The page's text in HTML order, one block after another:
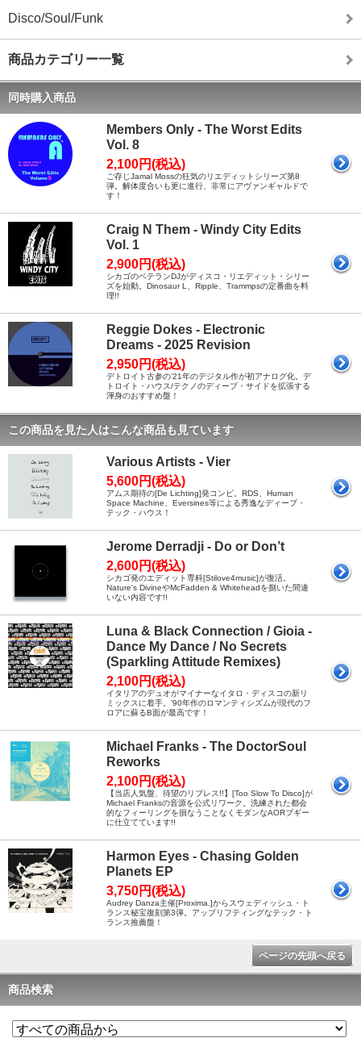
Disco/Soul/Funk
商品カテゴリー一覧
同時購入商品
Members Only - The Worst Edits
Vol. 8
2,100円(税込)
ご存じJamal Mossの狂気のリエディットシリーズ第8
弾。解体度合いも更に進行、非常にアヴァンギャルドで
す！
Craig N Them - Windy City Edits
Vol. 1
2,900円(税込)
シカゴのベテランDJがディスコ・リエディット・シリー
ズを始動。Dinosaur L、Ripple、Trammpsの定番曲を料
理!!
Reggie Dokes - Electronic
Dreams - 2025 Revision
2,950円(税込)
デトロイト古参の’21年のデジタル作が初アナログ化。デ
トロイト・ハウス/テクノのディープ・サイドを拡張する
渾身のおすすめ盤！
この商品を見た人はこんな商品も見ています
Various Artists - Vier
5,600円(税込)
アムス期待の[De Lichting]発コンピ。RDS、Human
Space Machine、Eversines等による秀逸なディープ・
テック・ハウス！
Jerome Derradji - Do or Don’t
2,600円(税込)
シカゴ発のエディット専科[Stilove4music]が復活。
Nature's DivineやMcFadden & Whiteheadを捌いた間違
いない内容です!!
Luna & Black Connection / Gioia -
Dance My Dance / No Secrets
(Sparkling Attitude Remixes)
2,100円(税込)
イタリアのデュオがマイナーなイタロ・ディスコの新リ
ミックスに着手。’90年作のロマンティシズムが現代のフ
ロアに蘇るB面が最高です！
Michael Franks - The DoctorSoul
Reworks
2,100円(税込)
【当店人気盤、待望のリプレス!!】[Too Slow To Disco]が
Michael Franksの音源を公式リワーク。洗練された都会
的なフィーリングを損なうことなくモダンなAORブギー
に仕立てています!!
Harmon Eyes - Chasing Golden
Planets EP
3,750円(税込)
Audrey Danza主催[Proxima.]からスウェディッシュ・ト
ランス秘宝復刻第3弾。アップリフティングなテック・ト
ランス推薦盤！
ページの先頭へ戻る
商品検索